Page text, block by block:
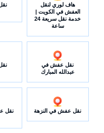
هاف لوري لنقل
العفش في الكويت |
خدمة نقل سريعة 24
ساعة
نقل عفش في
عبدالله المبارك
نقل عفش في النزهة
نقل